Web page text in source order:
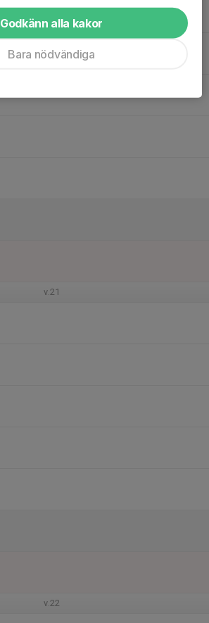
v.21
v.22
Godkänn alla kakor
Bara nödvändiga